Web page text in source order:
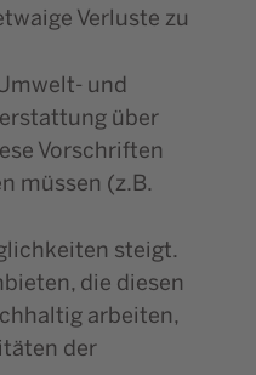
Verluste zu
und
über
Vorschriften
müssen (z.B.
steigt.
die diesen
arbeiten,
der